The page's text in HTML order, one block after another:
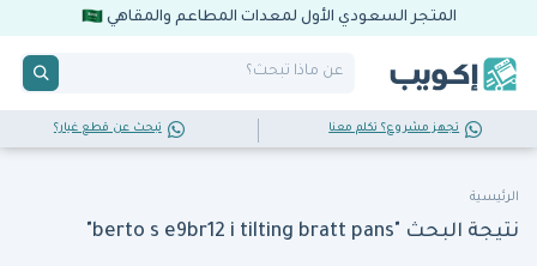
المتجر السعودي الأول لمعدات المطاعم والمقاهي
تجهز مشروع؟ تكلم معنا تبحث عن قطع غيار؟
الرئيسية
نتيجة البحث "berto s e9br12 i tilting bratt pans"